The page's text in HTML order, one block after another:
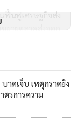
ม่ในการทำงานของ
ถ้าไม่ขัดกับกฎหมาย
ลสามารถทำได้
การที่จะเดิน
ามาเพื่อยกระดับ
จที่ทั่วโลกจะมีให้
ของไทยที่เราเปิด
ฟื้นฟูเศรษฐกิจส่ง
ยายตลาดส่งออก
าวแรกประกาศให้
เทศไทยเปิดแล้ว
าดเจ็บ เหตุกราดยิง
ตรการความ